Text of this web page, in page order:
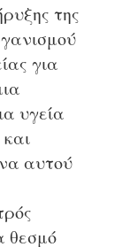
της
για
υγεία
αυτού
θεσμό